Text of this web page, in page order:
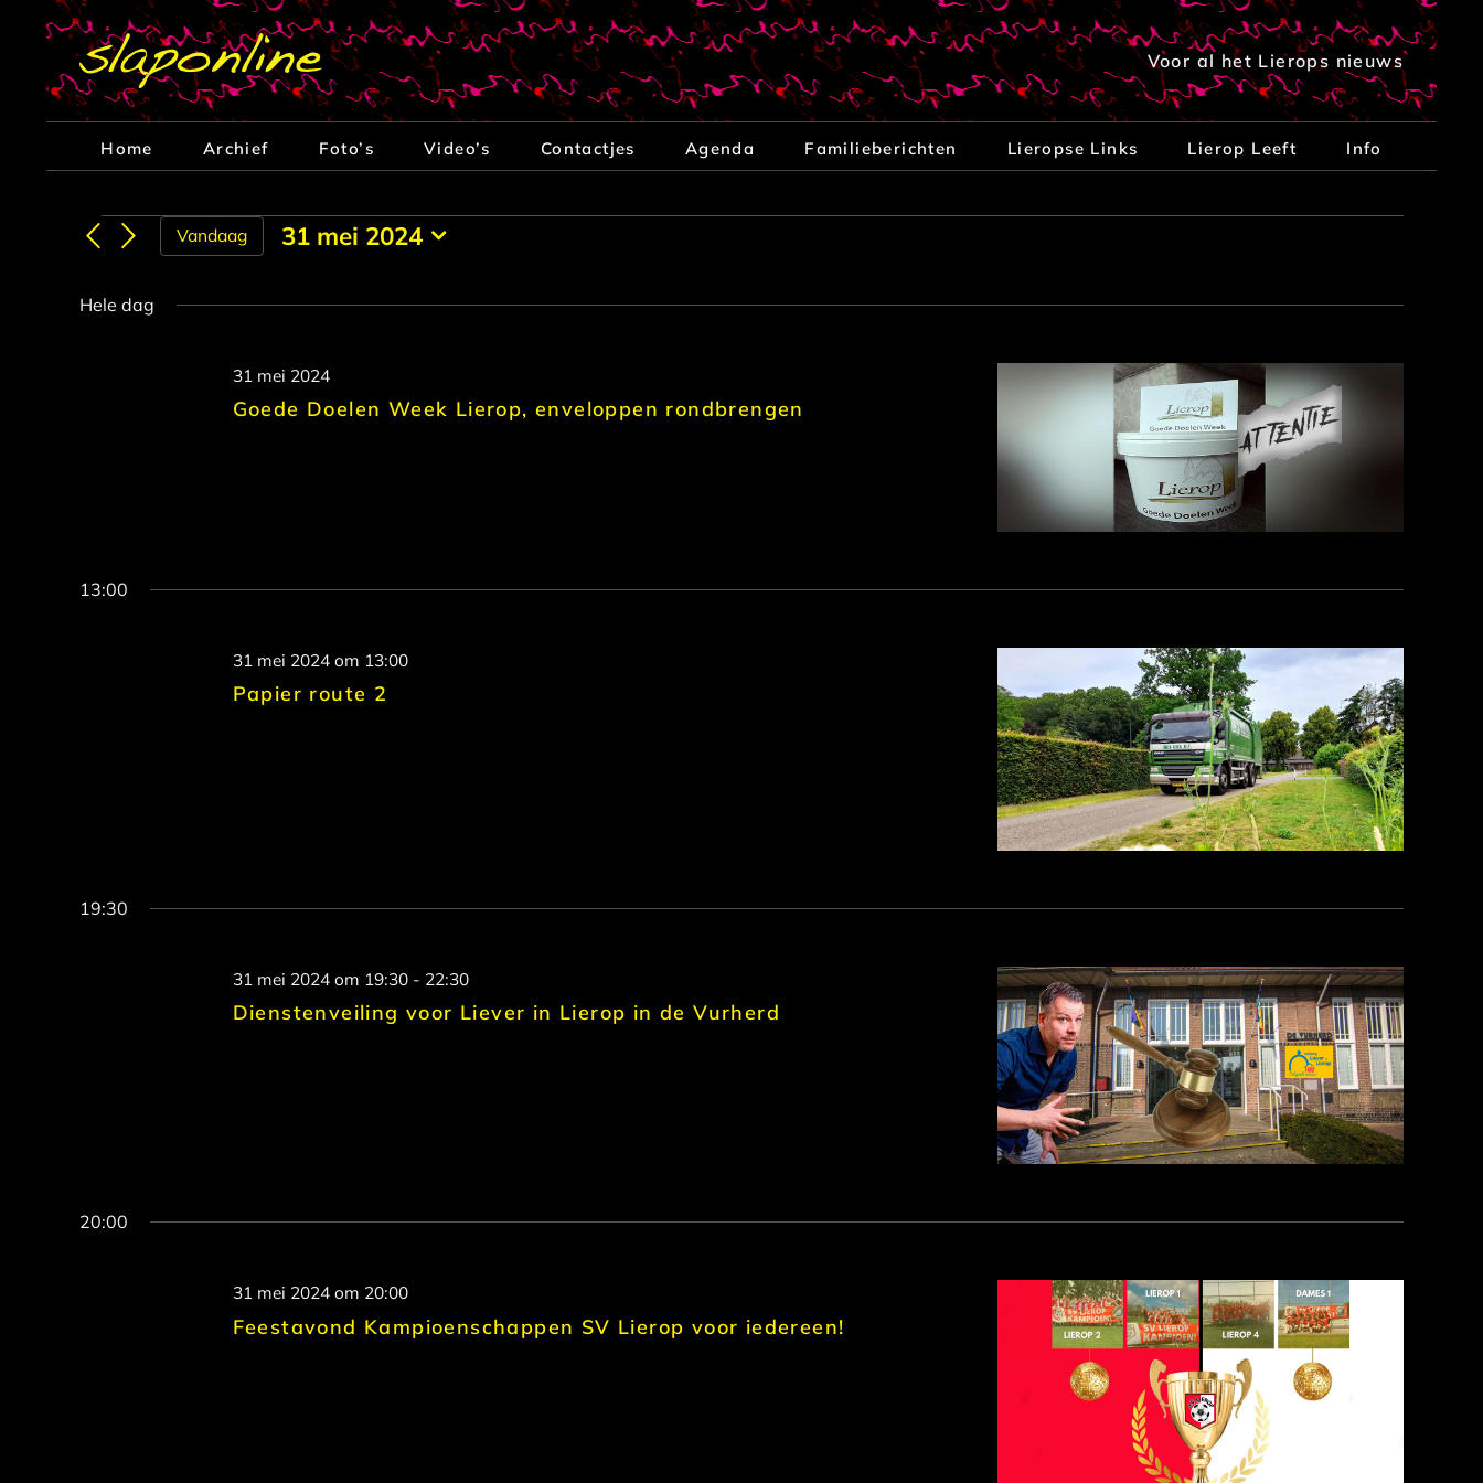
Voor al het Lierops nieuws
Home Archief Foto’s Video’s Contactjes Agenda Familieberichten Lieropse Links Lierop Leeft Info
Evenementen
in
Vandaag
31 mei 2024
datum.
Hele dag
Goede Doelen Week Lierop, enveloppen rondbrengen
31 mei 2024
13:00
Papier route 2
31 mei 2024 om 13:00
19:30
Dienstenveiling voor Liever in Lierop in de Vurherd
31 mei 2024 om 19:30- 22:30
20:00
Feestavond Kampioenschappen SV Lierop voor iedereen!
31 mei 2024 om 20:00